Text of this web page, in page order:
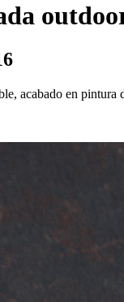
acabado en